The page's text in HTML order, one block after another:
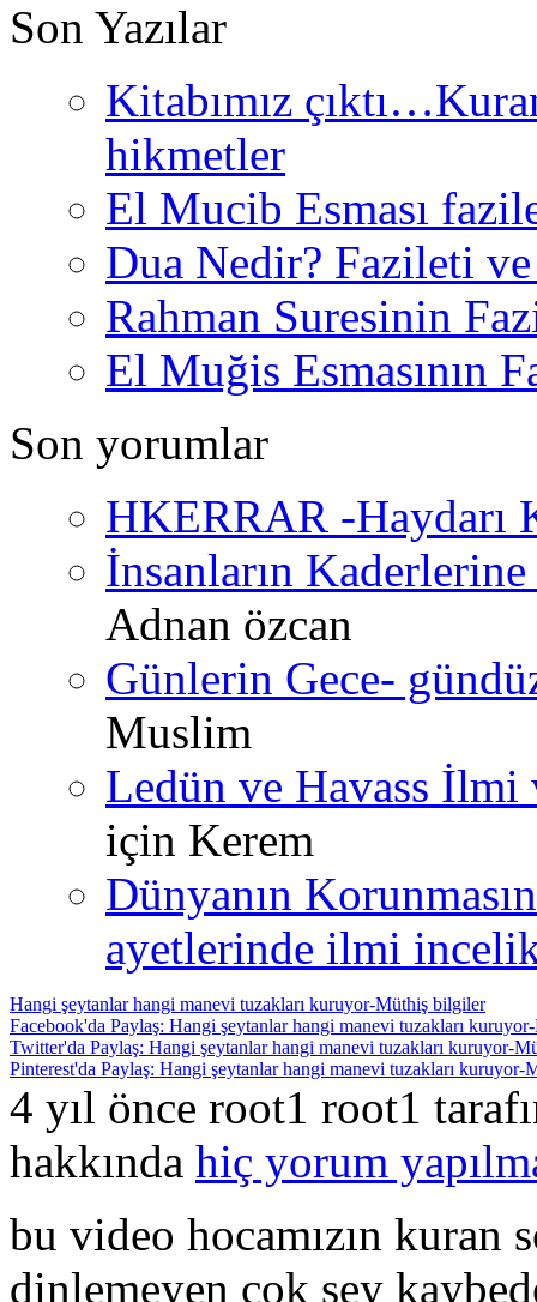
Son Yazılar
Kitabımız
hikmetler
El Mucib Esması
Dua Nedir? Fazileti
Rahman Suresinin
El Muğis Esmasının
Son yorumlar
HKERRAR -Haydarı
İnsanların
Adnan özcan
Günlerin Gece-
Muslim
Ledün ve Havass İlmi
için Kerem
Dünyanın
ayetlerinde ilmi
Hangi şeytanlar hangi manevi tuzakları kuruyor-Müthiş bilgiler
Facebook'da Paylaş: Hangi şeytanlar hangi manevi tuzakları
Twitter'da Paylaş: Hangi şeytanlar hangi manevi tuzakları kuruyor-
Pinterest'da Paylaş: Hangi şeytanlar hangi manevi tuzakları kuruyor-
4 yıl önce root1 root1
hakkında hiç yorum
bu video hocamızın
dinlemeyen çok şey